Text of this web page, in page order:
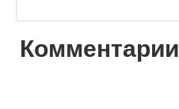
Комментарии